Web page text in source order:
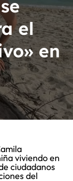
el
en
viviendo en
ciudadanos
del